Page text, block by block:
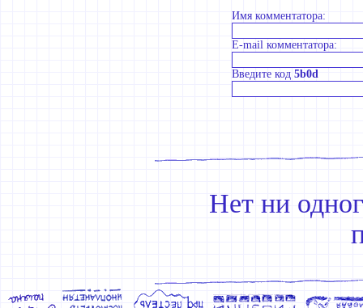
Имя комментатора:
E-mail комментатора:
Введите код 5b0d
Нет ни